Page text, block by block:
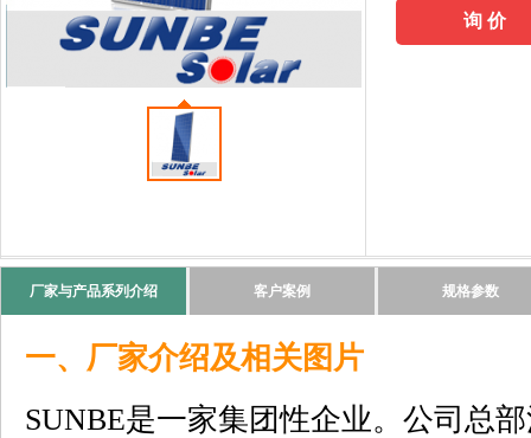
询 价
厂家与产品系列介绍 客户案例 规格参数
一、厂家介绍及相关图片
SUNBE是一家集团性企业。公司总